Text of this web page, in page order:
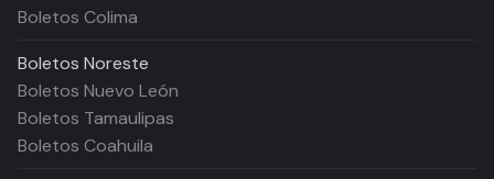
Boletos Colima
Boletos Noreste
Boletos Nuevo León
Boletos Tamaulipas
Boletos Coahuila